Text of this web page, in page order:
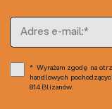
Adres e-mail
Wyrażam zgodę na
handlowych
814 Blizanów.